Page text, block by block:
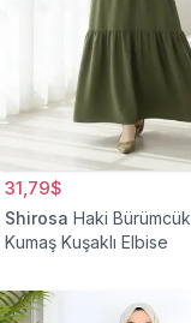
31,79$
Shirosa Haki Bürümcük
Kumaş Kuşaklı Elbise